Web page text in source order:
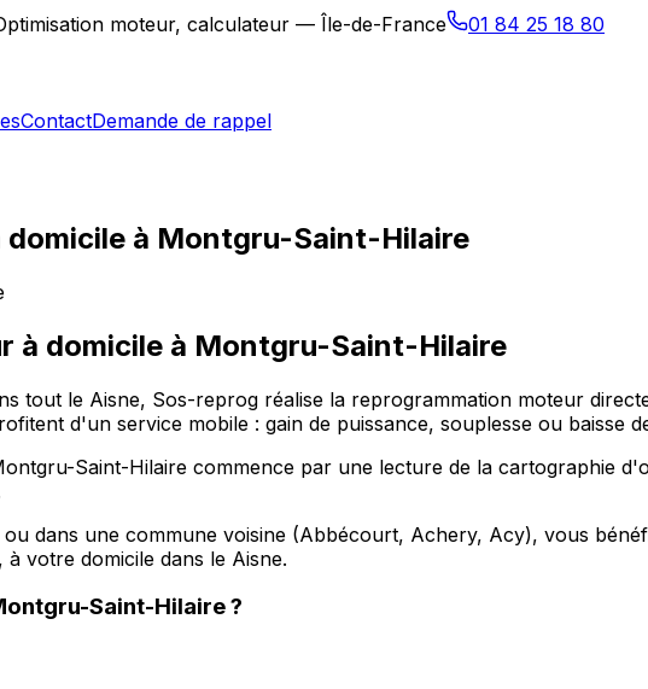
moteur, calculateur — Île-de-France 01 84 25 18 80
ContactDemande de rappel
domicile à Montgru-Saint-Hilaire
à domicile à Montgru-Saint-Hilaire
tout le Aisne, Sos-reprog réalise la reprogrammation moteur
d'un service mobile : gain de puissance, souplesse ou baisse
Saint-Hilaire commence par une lecture de la cartographie
dans une commune voisine (Abbécourt, Achery, Acy), vous
votre domicile dans le Aisne.
Saint-Hilaire?